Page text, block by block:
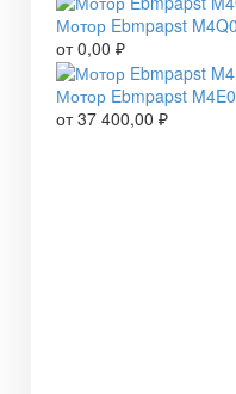
Мотор Ebmpapst
от0,00 ₽
Мотор Ebmpapst
от37 400,00 ₽